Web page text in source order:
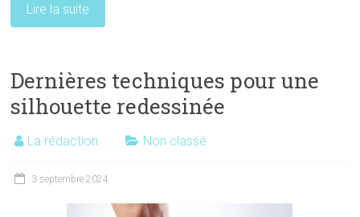
Lire la suite
Dernières techniques pour une
silhouette redessinée
La rédaction Non classé
3 septembre 2024